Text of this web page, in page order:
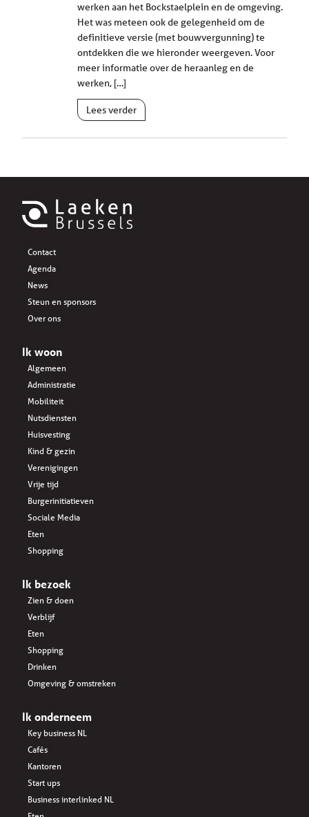
werken aan het Bockstaelplein en de omgeving.
Het was meteen ook de gelegenheid om de
definitieve versie (met bouwvergunning) te
ontdekken die we hieronder weergeven. Voor
meer informatie over de heraanleg en de
werken, […]
Lees verder
Contact
Agenda
News
Steun en sponsors
Over ons
Ik woon
Algemeen
Administratie
Mobiliteit
Nutsdiensten
Huisvesting
Kind & gezin
Verenigingen
Vrije tijd
Burgerinitiatieven
Sociale Media
Eten
Shopping
Ik bezoek
Zien & doen
Verblijf
Eten
Shopping
Drinken
Omgeving & omstreken
Ik onderneem
Key business NL
Cafés
Kantoren
Start ups
Business interlinked NL